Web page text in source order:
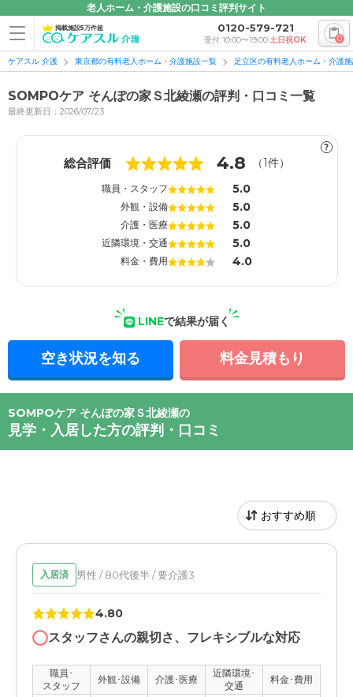
老人ホーム・介護施設の口コミ評判サイト
掲載施設5万件超 0120-579-721
受付 10:00〜19:00土日祝OK 0
ケアスル 介護 東京都の有料老人ホーム・介護施設一覧 足立区の有料老人ホーム・介護
SOMPOケア そんぽの家Ｓ北綾瀬の評判・口コミ一覧
最終更新日：2026/07/23
?
総合評価 4.8 （1件）
職員・スタッフ 5.0
外観・設備 5.0
介護・医療 5.0
近隣環境・交通 5.0
料金・費用 4.0
LINEで結果が届く
空き状況を知る 料金見積もり
SOMPOケア そんぽの家Ｓ北綾瀬の
見学・入居した方の評判・口コミ
入居済 男性 / 80代後半 / 要介護3
4.80
スタッフさんの親切さ、フレキシブルな対応
職員･
スタッフ
外観･設備 介護･医療
近隣環境･
交通
料金･費用